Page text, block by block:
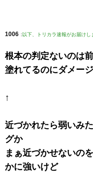
1006 :以下、トリカラ速報がお届けし
根本の判定ないのは前
塗れてるのにダメー
↑
近づかれたら弱いみ
グか
まぁ近づかせないの
かに強いけど